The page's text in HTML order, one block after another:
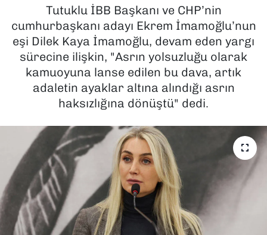
Tutuklu İBB Başkanı ve CHP’nin
cumhurbaşkanı adayı Ekrem İmamoğlu’nun
eşi Dilek Kaya İmamoğlu, devam eden yargı
sürecine ilişkin, "Asrın yolsuzluğu olarak
kamuoyuna lanse edilen bu dava, artık
adaletin ayaklar altına alındığı asrın
haksızlığına dönüştü" dedi.
KÜLTÜR SANAT
MAGAZİN
POLİTİKA
SAĞLIK
SPOR
TEKNOLOJİ
YAŞAM
YEREL YÖNETİMLER
Son Dakika Haberleri
Haber Arşivi